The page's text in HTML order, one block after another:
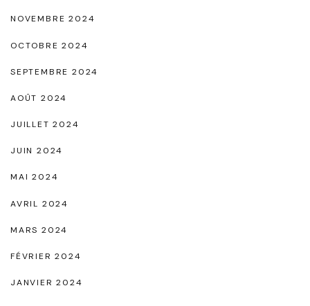
NOVEMBRE 2024
OCTOBRE 2024
SEPTEMBRE 2024
AOÛT 2024
JUILLET 2024
JUIN 2024
MAI 2024
AVRIL 2024
MARS 2024
FÉVRIER 2024
JANVIER 2024